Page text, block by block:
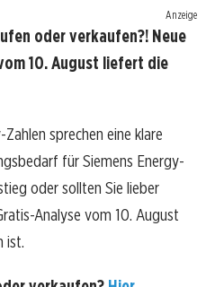
Anzeige
oder verkaufen?! Neue
10. August liefert die
sprechen eine klare
für Siemens Energy-
oder sollten Sie lieber
Analyse vom 10. August
ist.